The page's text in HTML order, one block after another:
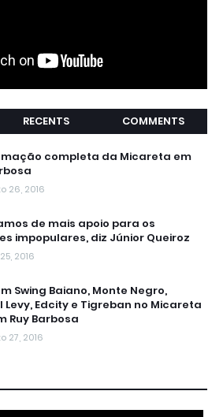
RECENTS COMMENTS
completa da Micareta em
26, 2016
de mais apoio para os
impopulares, diz Júnior Queiroz
2016
Swing Baiano, Monte Negro,
Levy, Edcity e Tigreban no Micareta
Ruy Barbosa
27, 2016